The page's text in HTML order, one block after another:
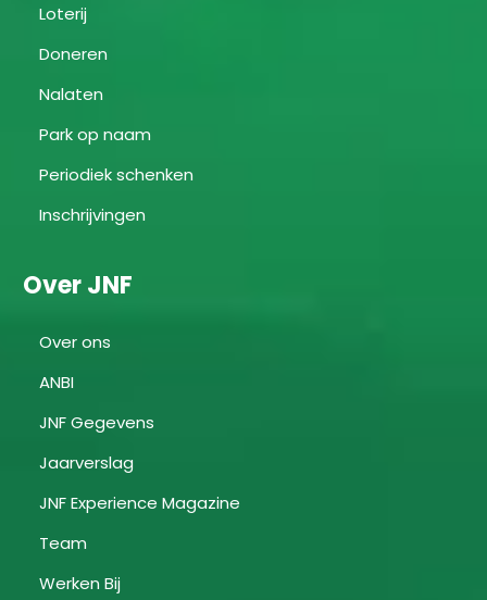
Loterij
Doneren
Nalaten
Park op naam
Periodiek schenken
Inschrijvingen
Over JNF
Over ons
ANBI
JNF Gegevens
Jaarverslag
JNF Experience Magazine
Team
Werken Bij